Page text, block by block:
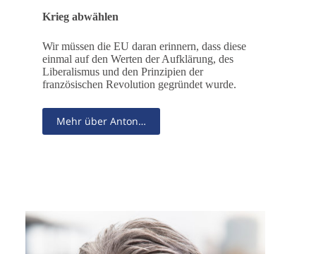
Krieg abwählen
Wir müssen die EU daran erinnern, dass diese
einmal auf den Werten der Aufklärung, des
Liberalismus und den Prinzipien der
französischen Revolution gegründet wurde.
Mehr über Anton…